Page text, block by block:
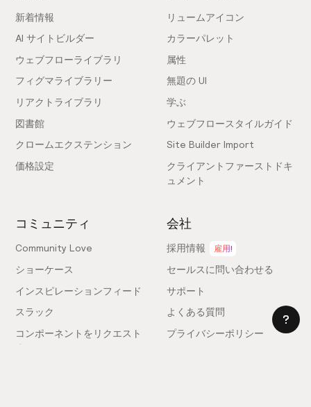
新着情報
AI サイトビルダー
ウェブフローライブラリ
フィグマライブラリー
リアクトライブラリ
図書館
クロームエクステンション
価格設定
リュームアイコン
カラーパレット
属性
無題の UI
学ぶ
ウェブフロースタイルガイド
Site Builder Import
クライアントファーストドキ
ュメント
コミュニティ
Community Love
ショーケース
インスピレーションフィード
スラック
コンポーネントをリクエスト
する
会社
採用情報 雇用!
セールスに問い合わせる
サポート
よくある質問
プライバシーポリシー